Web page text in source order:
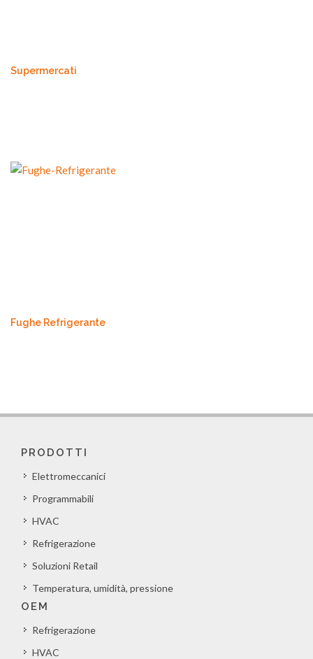
Supermercati
Fughe Refrigerante
PRODOTTI
Elettromeccanici
Programmabili
HVAC
Refrigerazione
Soluzioni Retail
Temperatura, umidità, pressione
OEM
Refrigerazione
HVAC